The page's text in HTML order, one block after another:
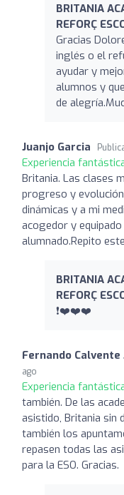
BRITANIA
REFORÇ
Gracias
inglés o el
ayudar y
alumnos y
de
Juanjo Garcia
Experiencia
Britania. Las clases
progreso y
dinámicas y a mi
acogedor y
alumnado.Repito
BRITANIA
REFORÇ
❗❤️❤️❤️
Fernando Calvente
ago
Experiencia
también. De las
asistido, Britania sin
también los
repasen todas las
para la ESO. Gracias.